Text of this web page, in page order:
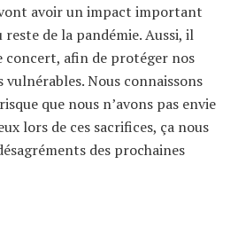
avoir un impact important
de la pandémie. Aussi, il
concert, afin de protéger nos
vulnérables. Nous connaissons
que nous n’avons pas envie
lors de ces sacrifices, ça nous
des prochaines